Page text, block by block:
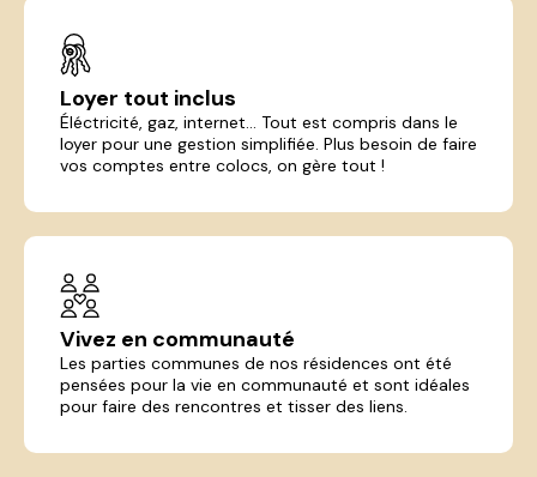
Loyer tout inclus
Éléctricité, gaz, internet... Tout est compris dans le
loyer pour une gestion simplifiée. Plus besoin de faire
vos comptes entre colocs, on gère tout !
Vivez en communauté
Les parties communes de nos résidences ont été
pensées pour la vie en communauté et sont idéales
pour faire des rencontres et tisser des liens.